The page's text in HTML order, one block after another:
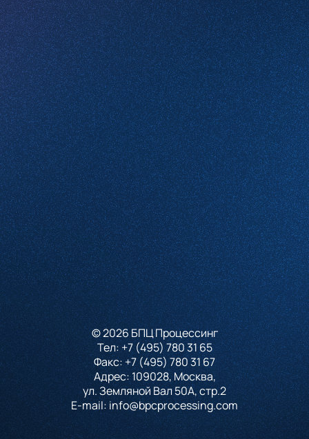
Проверочное слово*(Нажмите чтобы обновить)
Email
Какие услуги вас интересуют
Комментарий
Я принимаю условияПользовательского соглашения
и согласен сПолитикой конфиденциальности
Отправить
© 2026 БПЦ Процессинг
Тел:+7 (495) 780 31 65
Факс:+7 (495) 780 31 67
Адрес: 109028, Москва,
ул. Земляной Вал 50А, стр.2
E-mail:info@bpcprocessing.com